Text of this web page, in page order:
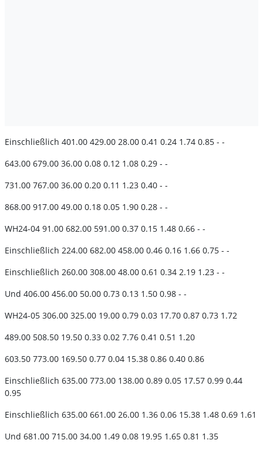
Einschließlich 401.00 429.00 28.00 0.41 0.24 1.74 0.85 - -
643.00 679.00 36.00 0.08 0.12 1.08 0.29 - -
731.00 767.00 36.00 0.20 0.11 1.23 0.40 - -
868.00 917.00 49.00 0.18 0.05 1.90 0.28 - -
WH24-04 91.00 682.00 591.00 0.37 0.15 1.48 0.66 - -
Einschließlich 224.00 682.00 458.00 0.46 0.16 1.66 0.75 - -
Einschließlich 260.00 308.00 48.00 0.61 0.34 2.19 1.23 - -
Und 406.00 456.00 50.00 0.73 0.13 1.50 0.98 - -
WH24-05 306.00 325.00 19.00 0.79 0.03 17.70 0.87 0.73 1.72
489.00 508.50 19.50 0.33 0.02 7.76 0.41 0.51 1.20
603.50 773.00 169.50 0.77 0.04 15.38 0.86 0.40 0.86
Einschließlich 635.00 773.00 138.00 0.89 0.05 17.57 0.99 0.44
0.95
Einschließlich 635.00 661.00 26.00 1.36 0.06 15.38 1.48 0.69 1.61
Und 681.00 715.00 34.00 1.49 0.08 19.95 1.65 0.81 1.35